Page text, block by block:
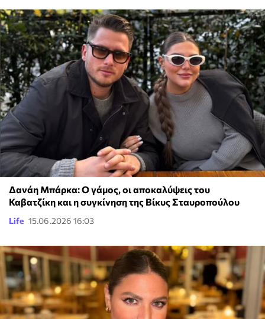
Δανάη Μπάρκα: Ο γάμος, οι αποκαλύψεις του
Καβατζίκη και η συγκίνηση της Βίκυς Σταυροπούλου
Life 15.06.2026 16:03